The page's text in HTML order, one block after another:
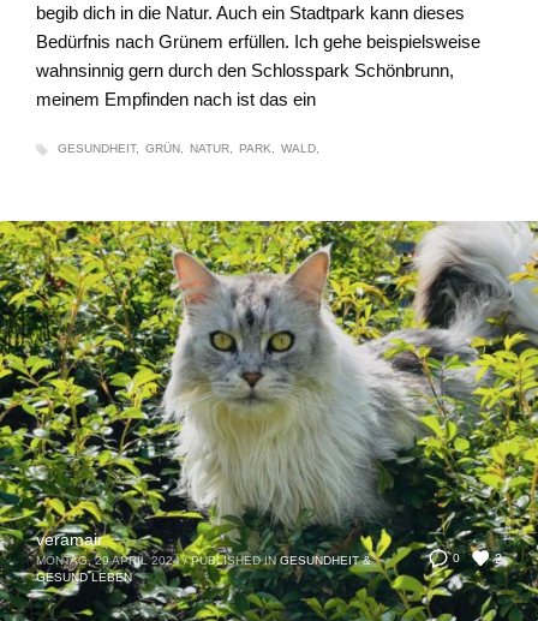
begib dich in die Natur. Auch ein Stadtpark kann dieses
Bedürfnis nach Grünem erfüllen. Ich gehe beispielsweise
wahnsinnig gern durch den Schlosspark Schönbrunn,
meinem Empfinden nach ist das ein
GESUNDHEIT GRÜN NATUR PARK WALD
0 2
veramair
MONTAG, 29 APRIL 2024 / PUBLISHED IN GESUNDHEIT &
GESUND LEBEN